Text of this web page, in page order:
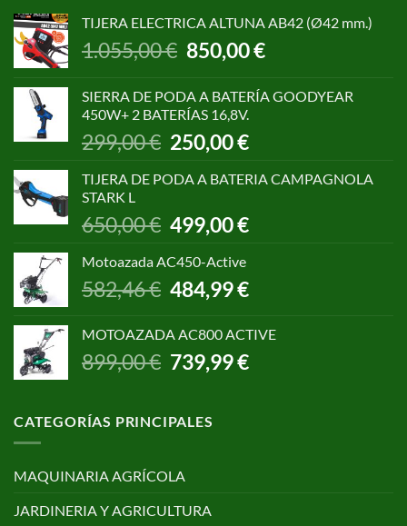
TIJERA ELECTRICA ALTUNA AB42 (Ø42 mm.)
1.055,00€ El
precio
era:
1.055,00 €.
850,00€El
precio
es:
SIERRA DE PODA A BATERÍA GOODYEAR
450W+ 2 BATERÍAS 16,8V.
299,00€ El
precio
original
299,00 €.
250,00€El
precio
actual
250,00 €.
TIJERA DE PODA A BATERIA CAMPAGNOLA
STARK L
650,00€
El
precio
original
650,00 €.
499,00€El
precio
499,00 €.
Motoazada AC450-Active
582,46€
El
precio
era:
582,46 €.
484,99€El
precio
es:
484,99 €.
MOTOAZADA AC800 ACTIVE
899,00€ El
precio
era:
899,00 €.
739,99€El
precio
CATEGORÍAS PRINCIPALES
MAQUINARIA AGRÍCOLA
JARDINERIA Y AGRICULTURA